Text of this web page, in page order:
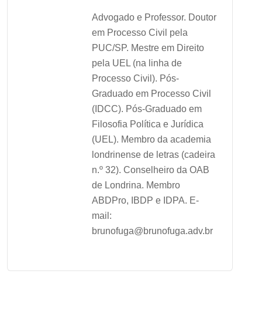
Advogado e Professor. Doutor
em Processo Civil pela
PUC/SP. Mestre em Direito
pela UEL (na linha de
Processo Civil). Pós-
Graduado em Processo Civil
(IDCC). Pós-Graduado em
Filosofia Política e Jurídica
(UEL). Membro da academia
londrinense de letras (cadeira
n.º 32). Conselheiro da OAB
de Londrina. Membro
ABDPro, IBDP e IDPA. E-
mail:
brunofuga@brunofuga.adv.br